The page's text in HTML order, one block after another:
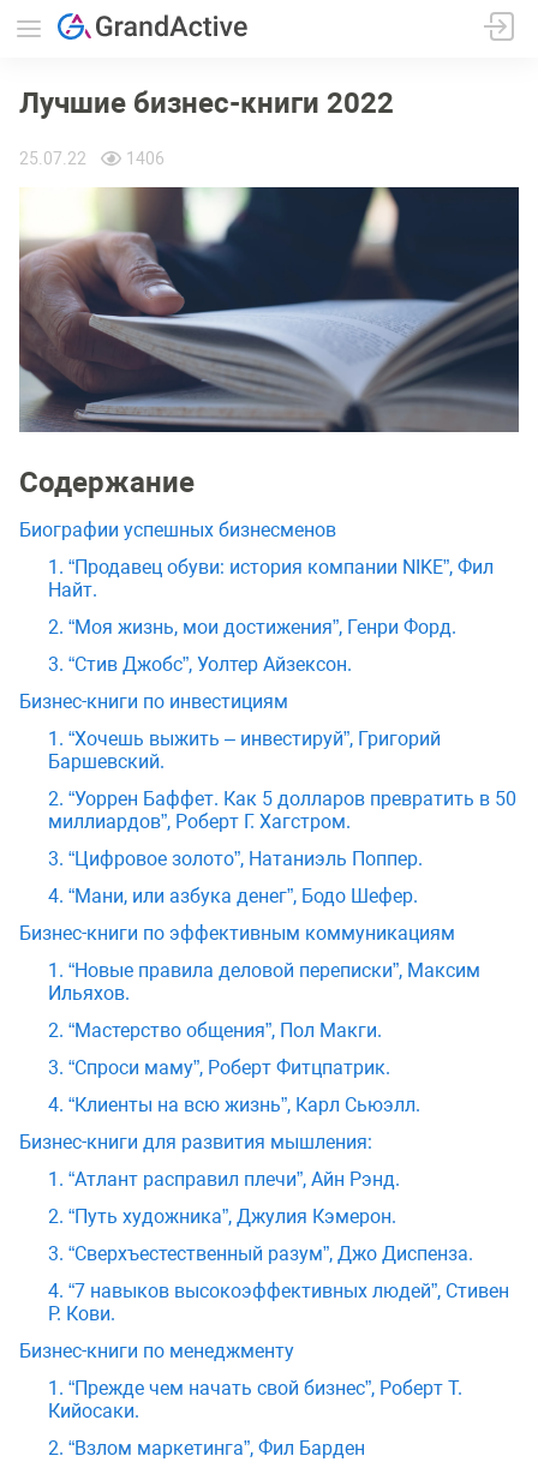
Лучшие бизнес-книги 2022
25.07.22 1406
Содержание
Биографии успешных бизнесменов
1. “Продавец обуви: история компании NIKE”, Фил
Найт.
2. “Моя жизнь, мои достижения”, Генри Форд.
3. “Стив Джобс”, Уолтер Айзексон.
Бизнес-книги по инвестициям
1. “Хочешь выжить – инвестируй”, Григорий
Баршевский.
2. “Уоррен Баффет. Как 5 долларов превратить в 50
миллиардов”, Роберт Г. Хагстром.
3. “Цифровое золото”, Натаниэль Поппер.
4. “Мани, или азбука денег”, Бодо Шефер.
Бизнес-книги по эффективным коммуникациям
1. “Новые правила деловой переписки”, Максим
Ильяхов.
2. “Мастерство общения”, Пол Макги.
3. “Спроси маму”, Роберт Фитцпатрик.
4. “Клиенты на всю жизнь”, Карл Сьюэлл.
Бизнес-книги для развития мышления:
1. “Атлант расправил плечи”, Айн Рэнд.
2. “Путь художника”, Джулия Кэмерон.
3. “Сверхъестественный разум”, Джо Диспенза.
4. “7 навыков высокоэффективных людей”, Стивен
Р. Кови.
Бизнес-книги по менеджменту
1. “Прежде чем начать свой бизнес”, Роберт Т.
Кийосаки.
2. “Взлом маркетинга”, Фил Барден